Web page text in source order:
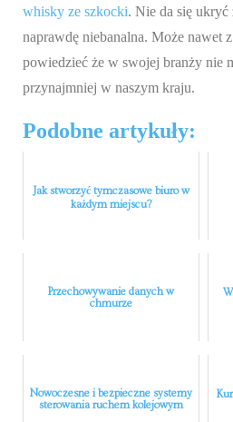
whisky ze szkocki. Nie da się
naprawdę niebanalna. Może nawet
powiedzieć że w swojej branży nie
przynajmniej w naszym kraju.
Podobne artykuły:
Jak stworzyć tymczasowe biuro w
każdym miejscu?
Przechowywanie danych w
chmurze
Nowoczesne i bezpieczne systemy
sterowania ruchem kolejowym